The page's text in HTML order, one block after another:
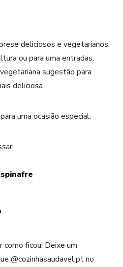
deliciosos e vegetarianos,
ou para uma entradas.
sugestão para
deliciosa.
uma ocasião especial.
como ficou! Deixe um
@cozinhasaudavel.pt no